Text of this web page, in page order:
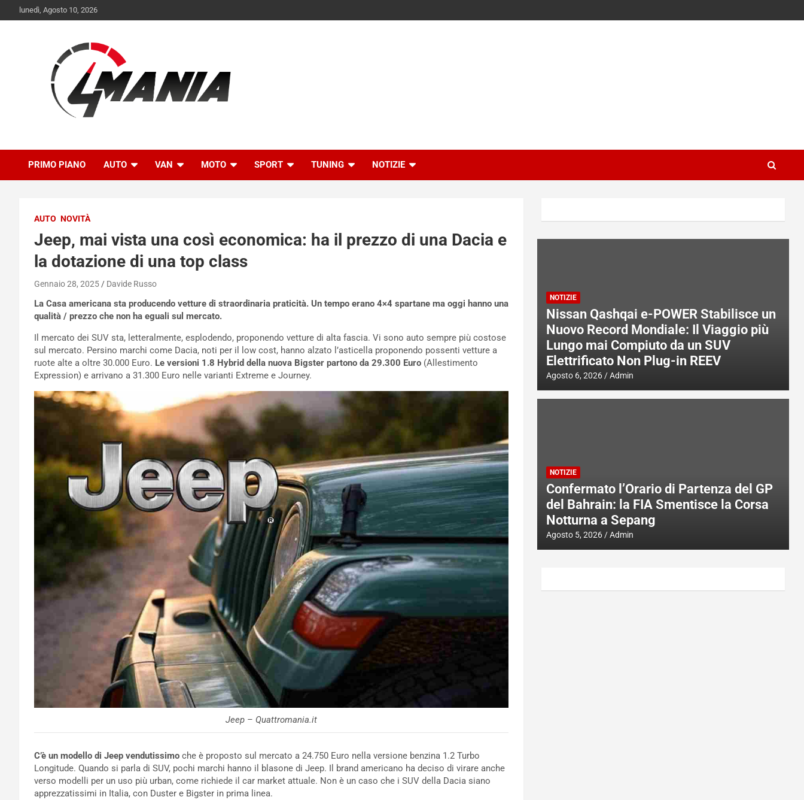
to
lunedì, Agosto 10, 2026
QuattroMania
PRIMO PIANO AUTO VAN MOTO SPORT TUNING NOTIZIE
AUTO NOVITÀ
Jeep, mai vista una così economica: ha il prezzo di una Dacia e
la dotazione di una top class
Gennaio 28, 2025 Davide Russo
La Casa americana sta producendo vetture di straordinaria praticità. Un tempo erano 4×4 spartane ma oggi hanno una
qualità / prezzo che non ha eguali sul mercato.
Il mercato dei SUV sta, letteralmente, esplodendo, proponendo vetture di alta fascia. Vi sono auto sempre più costose
sul mercato. Persino marchi come Dacia, noti per il low cost, hanno alzato l’asticella proponendo possenti vetture a
ruote alte a oltre 30.000 Euro. Le versioni 1.8 Hybrid della nuova Bigster partono da 29.300 Euro (Allestimento
Expression) e arrivano a 31.300 Euro nelle varianti Extreme e Journey.
Jeep – Quattromania.it
C’è un modello di Jeep vendutissimo che è proposto sul mercato a 24.750 Euro nella versione benzina 1.2 Turbo
Longitude. Quando si parla di SUV, pochi marchi hanno il blasone di Jeep. Il brand americano ha deciso di virare anche
verso modelli per un uso più urban, come richiede il car market attuale. Non è un caso che i SUV della Dacia siano
apprezzatissimi in Italia, con Duster e Bigster in prima linea.
NOTIZIE
Nissan Qashqai e-POWER Stabilisce un
Nuovo Record Mondiale: Il Viaggio più
Lungo mai Compiuto da un SUV
Elettrificato Non Plug-in REEV
Agosto 6, 2026 Admin
NOTIZIE
Confermato l’Orario di Partenza del GP
del Bahrain: la FIA Smentisce la Corsa
Notturna a Sepang
Agosto 5, 2026 Admin